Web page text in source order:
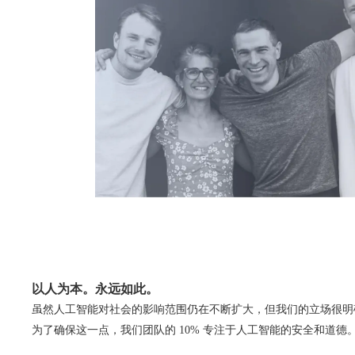
以人为本。永远如此。
虽然人工智能对社会的影响范围仍在不断扩大，但我们的立场很
为了确保这一点，我们团队的 10% 专注于人工智能的安全和道德